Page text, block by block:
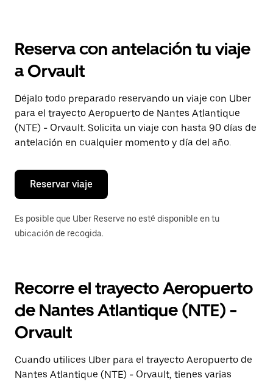
calendario
seleccionar
fecha.
Pulsa
el
botón
de
escape
cerrar
calendario.
Reserva con antelación tu viaje
a Orvault
Déjalo todo preparado reservando un viaje con Uber
para el trayecto Aeropuerto de Nantes Atlantique
(NTE) - Orvault. Solicita un viaje con hasta 90 días de
antelación en cualquier momento y día del año.
Reservar viaje
Es posible que Uber Reserve no esté disponible en tu
ubicación de recogida.
Recorre el trayecto Aeropuerto
de Nantes Atlantique (NTE) -
Orvault
Cuando utilices Uber para el trayecto Aeropuerto de
Nantes Atlantique (NTE) - Orvault, tienes varias